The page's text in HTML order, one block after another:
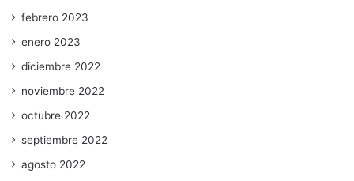
febrero 2023
enero 2023
diciembre 2022
noviembre 2022
octubre 2022
septiembre 2022
agosto 2022